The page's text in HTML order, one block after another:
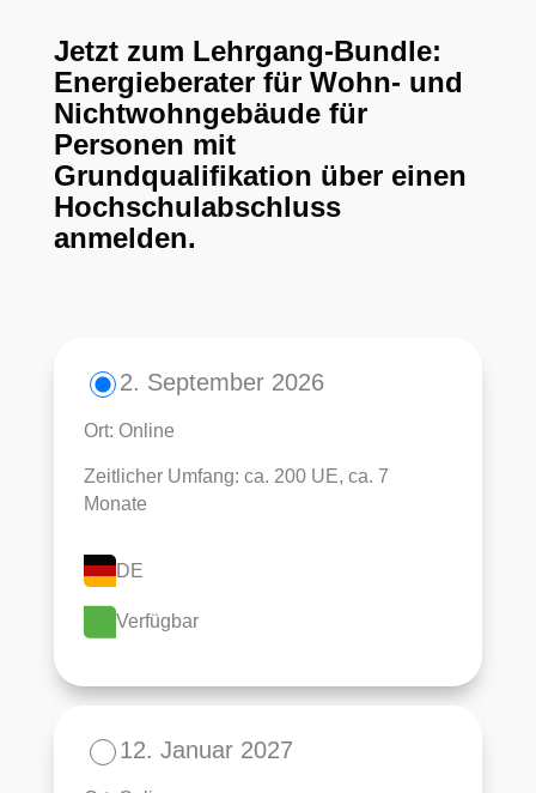
Jetzt zum Lehrgang-Bundle:
Energieberater für Wohn- und
Nichtwohngebäude für
Personen mit
Grundqualifikation über einen
Hochschulabschluss
anmelden.
2. September 2026
Ort: Online
Zeitlicher Umfang: ca. 200 UE, ca. 7
Monate
DE
Verfügbar
12. Januar 2027